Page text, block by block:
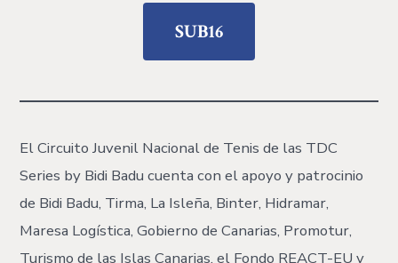
SUB16
El Circuito Juvenil Nacional de Tenis de las TDC
Series by Bidi Badu cuenta con el apoyo y patrocinio
de Bidi Badu, Tirma, La Isleña, Binter, Hidramar,
Maresa Logística, Gobierno de Canarias, Promotur,
Turismo de las Islas Canarias, el Fondo REACT-EU y